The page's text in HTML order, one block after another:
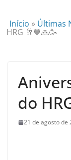
Início » Últimas
HRG 🥂🧡🙏🥳
do
21 de agosto de